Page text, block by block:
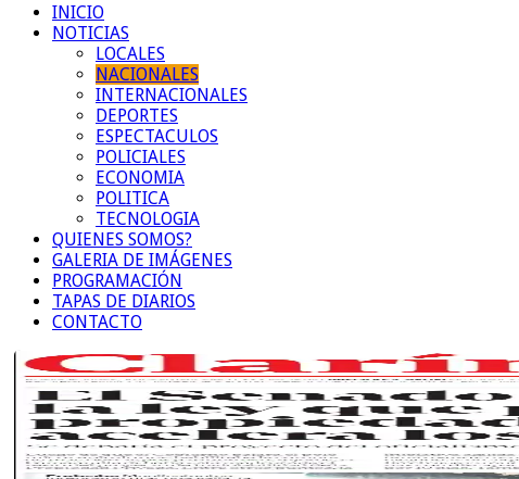
INICIO
NOTICIAS
LOCALES
NACIONALES
INTERNACIONALES
DEPORTES
ESPECTACULOS
POLICIALES
ECONOMIA
POLITICA
TECNOLOGIA
QUIENES SOMOS?
GALERIA DE IMÁGENES
PROGRAMACIÓN
TAPAS DE DIARIOS
CONTACTO